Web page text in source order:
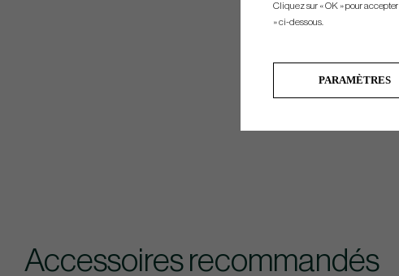
Accessoires recommandés
Cliquez sur « OK » pour
» ci-dessous.
PARAMÈTRES